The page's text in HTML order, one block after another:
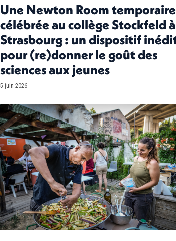
Une Newton Room temporaire
célébrée au collège Stockfeld à
Strasbourg : un dispositif
pour (re)donner le goût des
sciences aux jeunes
5 juin 2026